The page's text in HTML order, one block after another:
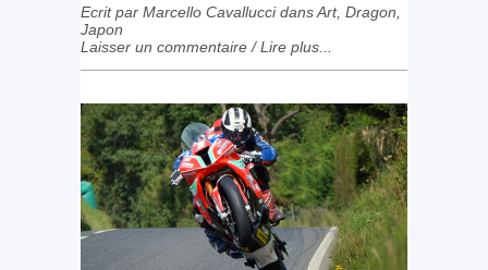
Ecrit par Marcello Cavallucci dansArt, Dragon
Japon
Laisser un commentaire /Lire plus...